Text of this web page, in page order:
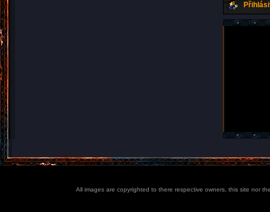
All images are copyrighted to there respective owners, this site nor